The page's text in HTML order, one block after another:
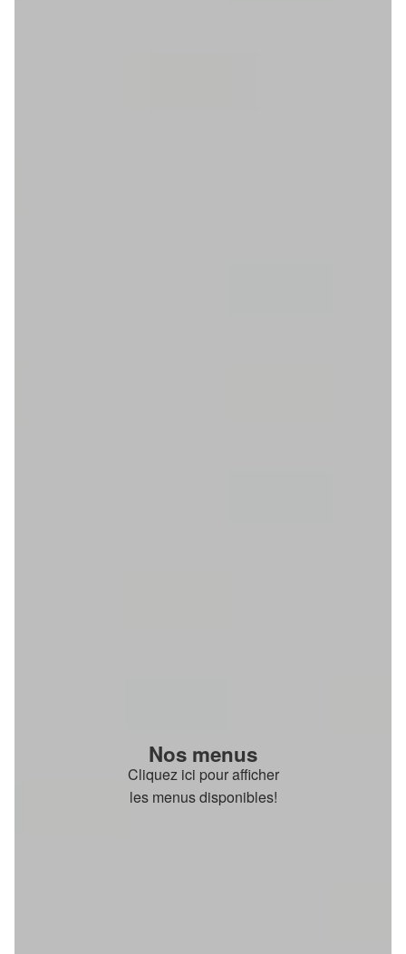
Nos menus
Cliquez ici pour afficher
les menus disponibles!